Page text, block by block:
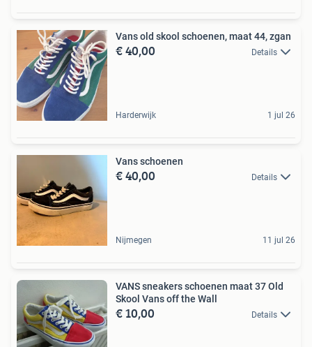
Vans old skool schoenen, maat 44, zgan
€ 40,00 Details
Harderwijk 1 jul 26
Vans schoenen
€ 40,00 Details
Nijmegen 11 jul 26
VANS sneakers schoenen maat 37 Old
Skool Vans off the Wall
€ 10,00 Details